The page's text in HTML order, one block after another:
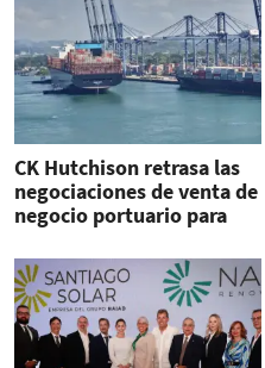
CK Hutchison retrasa las
negociaciones de venta de
negocio portuario para